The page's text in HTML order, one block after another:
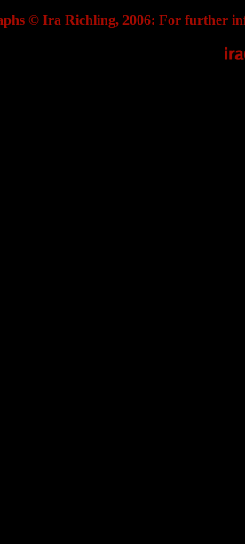
© Ira Richling, 2006: For further